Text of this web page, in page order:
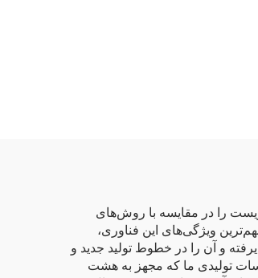
را در مقایسه با روش‌های
ویژگی‌های این فناوری،
و آن را در خطوط تولید جدید و
تولیدی ما که مجهز به هشت